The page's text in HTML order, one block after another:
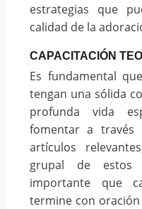
estrategias que
calidad de la
CAPACITACIÓN
Es fundamental
tengan una sólida
profunda vida
fomentar a
artículos
grupal de estos
importante que
termine con